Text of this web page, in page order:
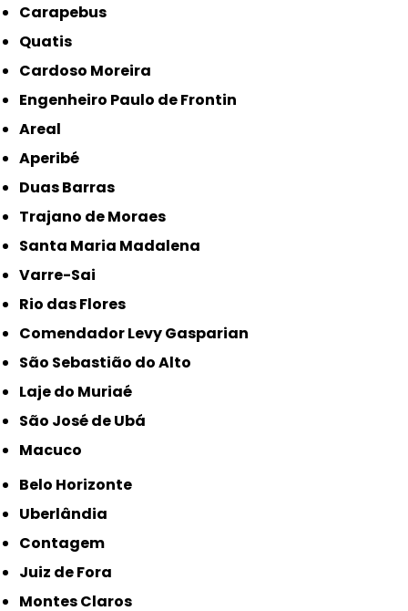
Carapebus
Quatis
Cardoso Moreira
Engenheiro Paulo de Frontin
Areal
Aperibé
Duas Barras
Trajano de Moraes
Santa Maria Madalena
Varre-Sai
Rio das Flores
Comendador Levy Gasparian
São Sebastião do Alto
Laje do Muriaé
São José de Ubá
Macuco
Belo Horizonte
Uberlândia
Contagem
Juiz de Fora
Montes Claros